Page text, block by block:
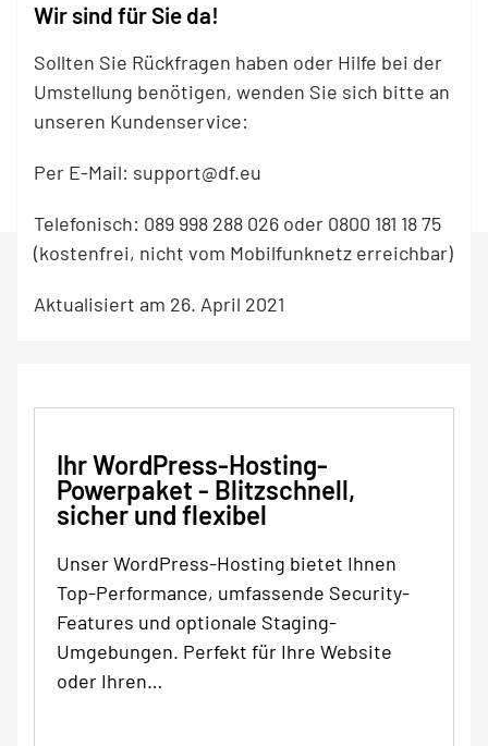
Wir sind für Sie da!
Sollten Sie Rückfragen haben oder Hilfe bei der
Umstellung benötigen, wenden Sie sich bitte an
unseren Kundenservice:
Per E-Mail: support@df.eu
Telefonisch: 089 998 288 026 oder 0800 181 18 75
(kostenfrei, nicht vom Mobilfunknetz erreichbar)
Aktualisiert am 26. April 2021
Ihr WordPress-Hosting-
Powerpaket - Blitzschnell,
sicher und flexibel
Unser WordPress-Hosting bietet Ihnen
Top-Performance, umfassende Security-
Features und optionale Staging-
Umgebungen. Perfekt für Ihre Website
oder Ihren…